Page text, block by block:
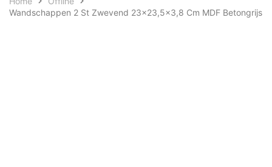
Wandschappen 2 St Zwevend 23×23,5×3,8 Cm MDF Betongrijs